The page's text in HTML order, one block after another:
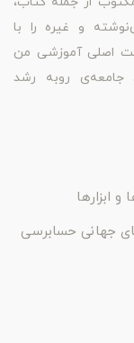
و غیره را با
اصلی آموزشی من
جامعه‌ی روبه رشد
ابزارها
جهانی حسابرسی